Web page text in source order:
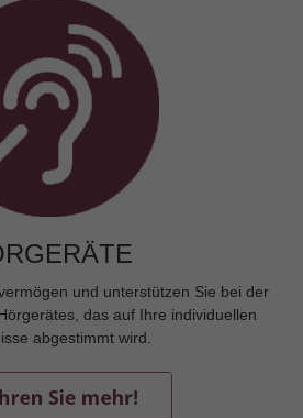
und unterstützen Sie bei der
das auf Ihre individuellen
abgestimmt wird.